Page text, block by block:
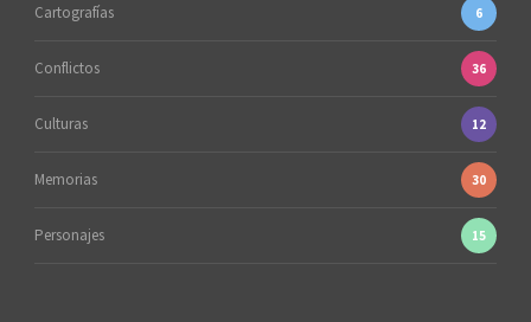
Cartografías 6
Conflictos 36
Culturas 12
Memorias 30
Personajes 15